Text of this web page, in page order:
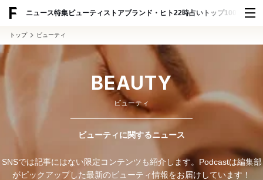
ニュース特集ビューティ ストアブランド・ヒト22時占い トップ100 スナッ
トップ ビューティ
BEAUTY
ビューティ
ビューティに関するニュース
SNSでは記事にはない限定コンテンツも紹介します。Podcastは編集部
がピックアップした最新のビューティ情報をお届けしています！